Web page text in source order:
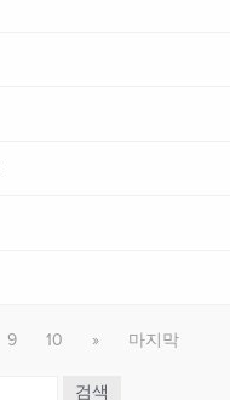
9 10 » 마지막
검색